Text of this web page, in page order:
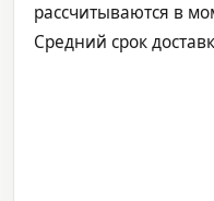
рассчитываются в
Средний срок